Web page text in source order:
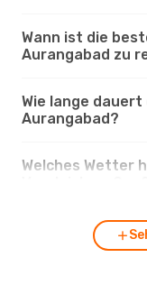
Wann ist die
Aurangabad zu
Wie lange dauert
Aurangabad?
Welches Wetter